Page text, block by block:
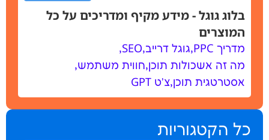
- מידע מקיף ומדריכים על כל
גוגל דרייב,
SEO
,
תוכן,חווית משתמש,
תוכן,צ'ט GPT